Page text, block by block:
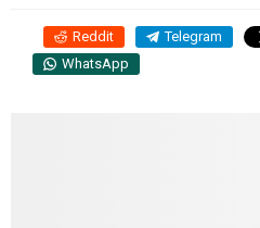
Reddit Telegram
WhatsApp